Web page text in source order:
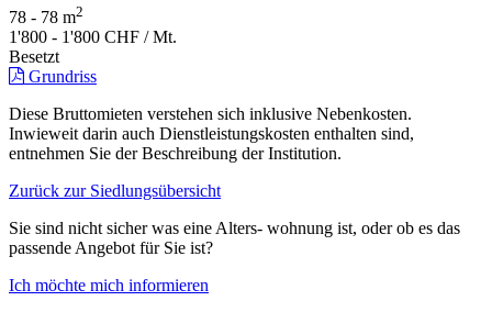
78 - 78 m2
1'800 - 1'800 CHF / Mt.
Besetzt
Grundriss
Diese Bruttomieten verstehen sich inklusive Nebenkosten.
Inwieweit darin auch Dienstleistungskosten enthalten sind,
entnehmen Sie der Beschreibung der Institution.
Zurück zur Siedlungsübersicht
Sie sind nicht sicher was eine Alters- wohnung ist, oder ob es das
passende Angebot für Sie ist?
Ich möchte mich informieren